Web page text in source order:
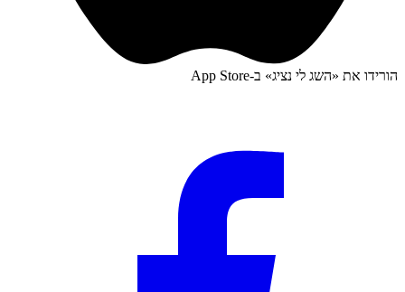
הורידו את «השג לי נציג» ב-App Store